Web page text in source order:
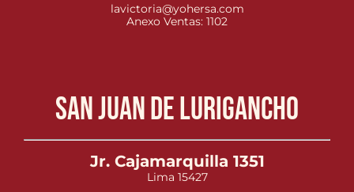
lavictoria@yohersa.com
Anexo Ventas: 1102
San Juan de Lurigancho
Jr. Cajamarquilla 1351
Lima 15427